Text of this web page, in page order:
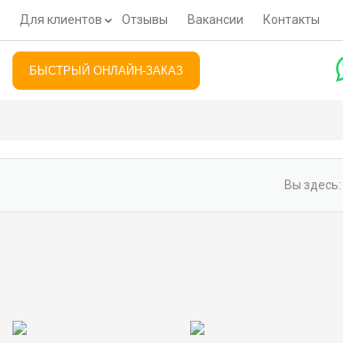
Для клиентов Отзывы Вакансии Контакты
БЫСТРЫЙ ОНЛАЙН-ЗАКАЗ
Вы здесь: